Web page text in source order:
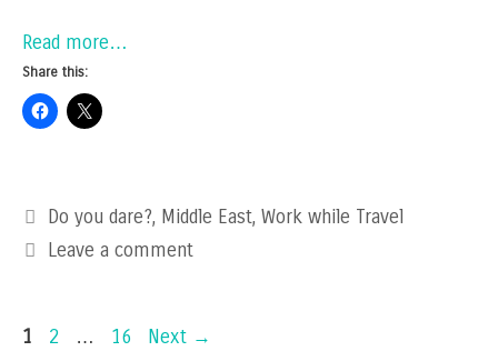
Read more…
Share this:
Categories
Do you dare?, Middle East,Work while Travel
Leave a comment
Page
1 Page
2 … Page
16 Next →